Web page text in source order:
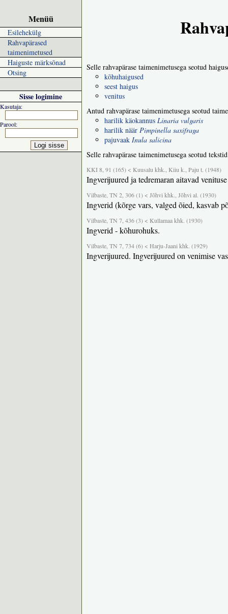
Menüü
Esilehekülg
Rahvapärased
taimenimetused
Haiguste märksõnad
Otsing
Sisse logimine
Kasutaja:
Parool:
Selle rahvapärase taimenimetusega seotud
kõhuhaigused
seest haigus
venitus
Antud rahvapärase taimenimetusega seotud
harilik käokannus Linaria vulgaris
harilik näär Pimpinella saxifraga
pajuvaak Inula salicina
Selle rahvapärase taimenimetusega seotud
KKI 8, 91 (165) < Kuusalu khk., Kiiu k., Paju t. (1948)
Ingverijuured ja tedremaran aitavad
Vilbaste, TN 2, 306 (1) < Jõhvi khk., Jõhvi al. (1930)
Ingverid (kõrge vars, valged õied, kasvab
Vilbaste, TN 7, 436 (3) < Kullamaa khk. (1930)
Ingverid - kõhurohuks.
Vilbaste, TN 7, 734 (6) < Harju-Jaani khk. (1929)
Ingverijuured. Ingverijuured on venimise